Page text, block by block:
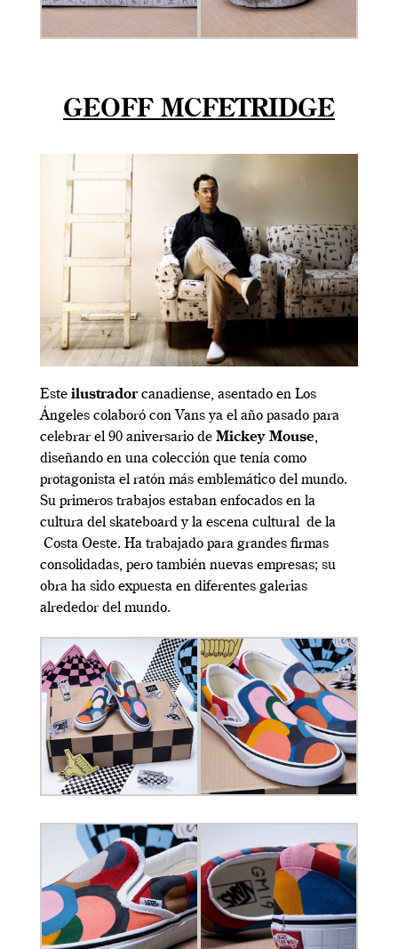
GEOFF MCFETRIDGE
Este ilustradorcanadiense, asentado en Los
Ángeles colaboró con Vans ya el año pasado para
celebrar el 90 aniversario de Mickey Mouse,
diseñando en una colección que tenía como
protagonista el ratón más emblemático del mundo.
Su primeros trabajos estaban enfocados en la
cultura del skateboard y la escena cultural de la
Costa Oeste. Ha trabajado para grandes firmas
consolidadas, pero también nuevas empresas; su
obra ha sido expuesta en diferentes galerias
alrededor del mundo.